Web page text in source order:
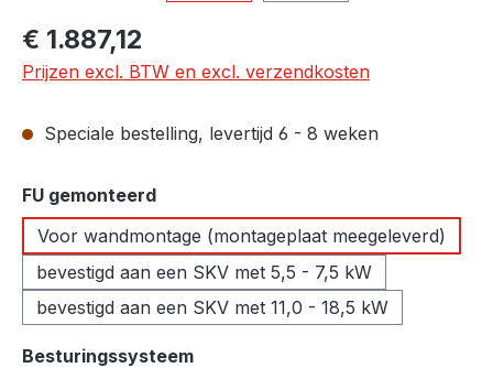
Normale prijs:
€ 1.887,12
Prijzen excl. BTW en excl. verzendkosten
Speciale bestelling, levertijd 6 - 8 weken
Selecteer
FU gemonteerd
Voor wandmontage (montageplaat meegeleverd)
bevestigd aan een SKV met 5,5 - 7,5 kW
bevestigd aan een SKV met 11,0 - 18,5 kW
Selecteer
Besturingssysteem